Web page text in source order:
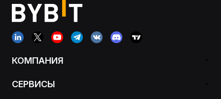
КОМПАНИЯ
СЕРВИСЫ